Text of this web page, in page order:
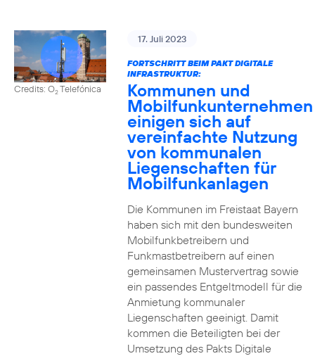
Credits: O2Telefónica
17. Juli 2023
FORTSCHRITT BEIM PAKT DIGITALE
INFRASTRUKTUR:
Kommunen und
Mobilfunkunternehmen
einigen sich auf
vereinfachte Nutzung
von kommunalen
Liegenschaften für
Mobilfunkanlagen
Die Kommunen im Freistaat Bayern
haben sich mit den bundesweiten
Mobilfunkbetreibern und
Funkmastbetreibern auf einen
gemeinsamen Mustervertrag sowie
ein passendes Entgeltmodell für die
Anmietung kommunaler
Liegenschaften geeinigt. Damit
kommen die Beteiligten bei der
Umsetzung des Pakts Digitale